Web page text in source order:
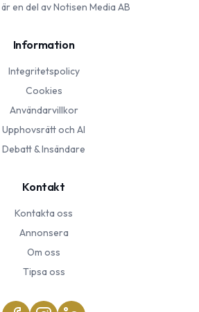
är en del av Notisen Media AB
Information
Integritetspolicy
Cookies
Användarvillkor
Upphovsrätt och AI
Debatt & Insändare
Kontakt
Kontakta oss
Annonsera
Om oss
Tipsa oss